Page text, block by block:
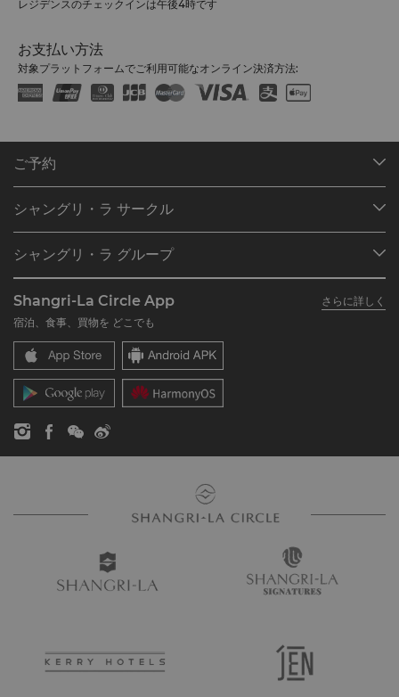
レジデンスのチェックインは午後4時です
お支払い方法
対象プラットフォームでご利用可能なオンライン決済方法:
ご予約
ご予約の検索
レストラン＆バー
シャングリ・ラ サークル
シャングリ・ラ サークルに入会
よくあるお問合せや質問
SLCに関するお問い合わせ
シャングリ・ラ グループ
シャングリ・ラ ブランド
シャングリ・ラ センター
レジデンス
お問い合わせ
採用情報
企業の社会的責任
ニュース
Shangri-La Circle App
さらに詳しく
宿泊、食事、買物を どこでも